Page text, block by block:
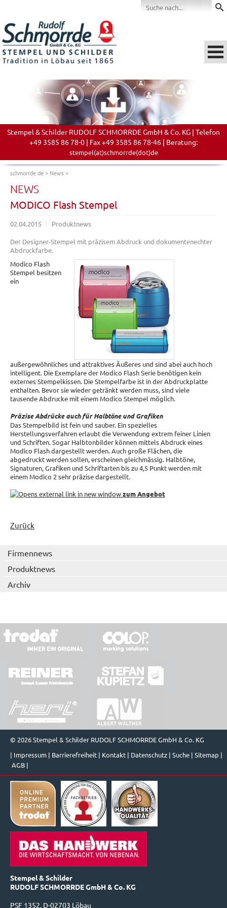
Stempel & Schilder RUDOLF SCHMORRDE GmbH & Co. KG | Telefon
+49 3585 86 78-0 | Fax +49 3585 86 78-46 | Beratung:
stempel(at)schmorrde(dot)de
schmorrde.de> News>
NEWS
MODICO Flash Stempel
02.04.2015 Produktnews
Der Designer-Stempel mit präzisem Abdruck und dokumentenechter
Abdruckfarbe.
Modico Flash
Stempel besitzen
ein
außergewöhnliches und attraktives Äußeres und sind abei auch hoch
intelligent. Die Exemplare der Modico Flash Serie benötigen kein
externes Stempelkissen. Die Stempelfarbe ist in der Abdruckplatte
enthalten. Bevor sie wieder getränkt werden muss, sind viele
tausende Abdrucke mit einem Modico Stempel möglich.
Präzise Abdrücke auch für Halbtöne und Grafiken
Das Stempelbild ist fein und sauber. Ein spezielles
Herstellungsverfahren erlaubt die Verwendung extrem feiner Linien
und Schriften. Sogar Halbtonbilder können mittels Abdruck eines
Modico Flash dargestellt werden. Auch große Flächen, die
abgedruckt werden sollen, erscheinen gleichmässig. Halbtöne,
Signaturen, Grafiken und Schriftarten bis zu 4,5 Punkt werden mit
einem Modico 2 sehr präzise dargestellt.
zum Angebot
Zurück
Firmennews
Produktnews
Archiv
© 2026 Stempel & Schilder RUDOLF SCHMORRDE GmbH & Co. KG
| Impressum | Barrierefreiheit | Kontakt | Datenschutz | Suche | Sitemap |
AGB |
Stempel & Schilder
RUDOLF SCHMORRDE GmbH & Co. KG
PSF 1352, D-02703 Löbau